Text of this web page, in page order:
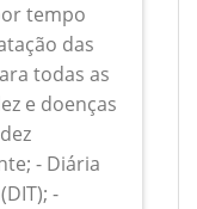
tempo
das
todas as
e doenças
- Diária
-